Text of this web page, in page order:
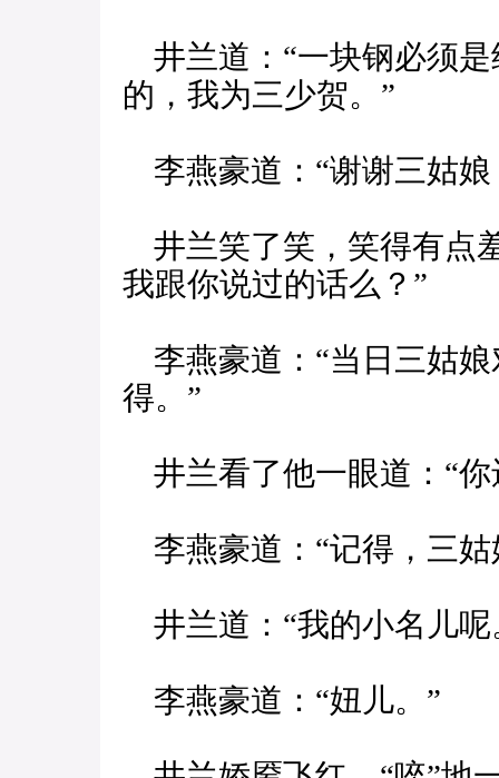
井兰道：“一块钢必须
的，我为三少贺。”
李燕豪道：“谢谢三姑娘
井兰笑了笑，笑得有点
我跟你说过的话么？”
李燕豪道：“当日三姑
得。”
井兰看了他一眼道：“你
李燕豪道：“记得，三姑
井兰道：“我的小名儿呢
李燕豪道：“妞儿。”